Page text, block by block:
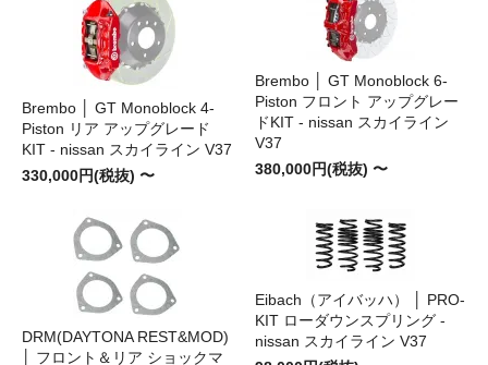
Brembo │ GT Monoblock 4-
Piston リア アップグレード
KIT - nissan スカイライン V37
330,000円(税抜) 〜
Brembo │ GT Monoblock 6-
Piston フロント アップグレー
ドKIT - nissan スカイライン
V37
380,000円(税抜) 〜
DRM(DAYTONA REST&MOD)
│ フロント＆リア ショックマ
Eibach（アイバッハ） │ PRO-
KIT ローダウンスプリング -
nissan スカイライン V37